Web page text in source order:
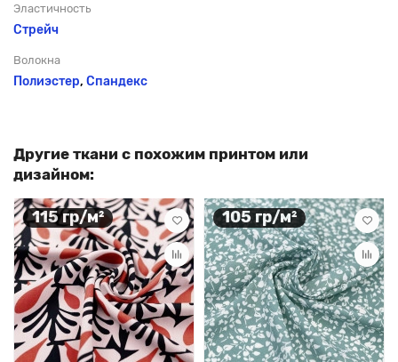
Эластичность
Стрейч
Волокна
Полиэстер, Спандекс
Другие ткани с похожим принтом или
дизайном:
115 гр/м² 105 гр/м²